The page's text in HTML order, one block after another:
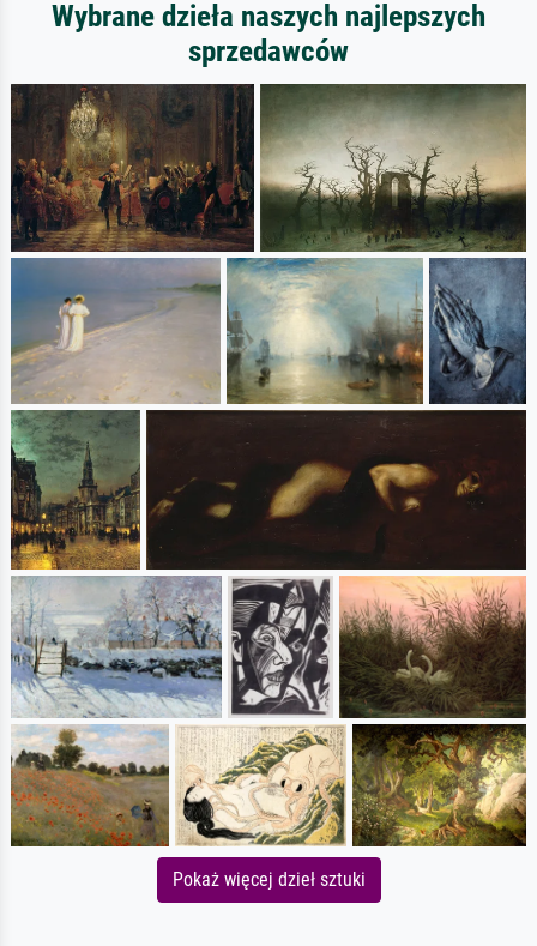
Wybrane dzieła naszych najlepszych
sprzedawców
Pokaż więcej dzieł sztuki